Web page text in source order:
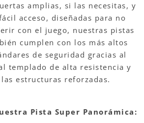
amplias, si las necesitas, y
acceso, diseñadas para no
con el juego, nuestras pistas
cumplen con los más altos
de seguridad gracias al
templado de alta resistencia y
las estructuras reforzadas.
Pista Super Panorámica: